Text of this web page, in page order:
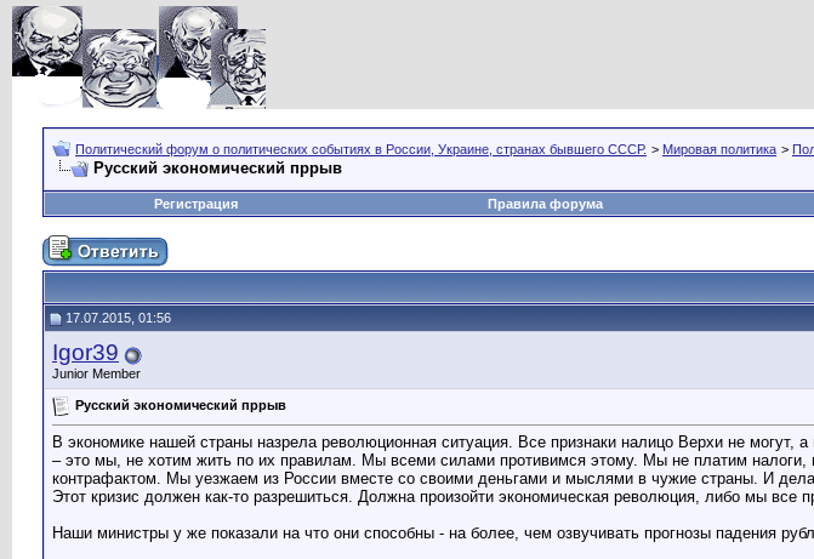
Политический форум о политических событиях в России, Украине, странах бывшего СССР. > Мировая политика >
Русский экономический пррыв
Регистрация Правила форума
17.07.2015, 01:56
Igor39
Junior Member
Русский экономический пррыв
В экономике нашей страны назрела революционная ситуация. Все признаки налицо Верхи не
– это мы, не хотим жить по их правилам. Мы всеми силами противимся этому. Мы не платим
контрафактом. Мы уезжаем из России вместе со своими деньгами и мыслями в чужие страны. И
Этот кризис должен как-то разрешиться. Должна произойти экономическая революция, либо мы все
Наши министры у же показали на что они способны - на более, чем озвучивать прогнозы падения